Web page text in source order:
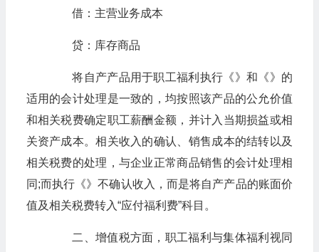
借：主营业务成本
贷：库存商品
将自产产品用于职工福利执行《》和《》的
适用的会计处理是一致的，均按照该产品的公允价值
和相关税费确定职工薪酬金额，并计入当期损益或相
关资产成本。相关收入的确认、销售成本的结转以及
相关税费的处理，与企业正常商品销售的会计处理相
同;而执行《》不确认收入，而是将自产产品的账面价
值及相关税费转入“应付福利费”科目。
二、增值税方面，职工福利与集体福利视同